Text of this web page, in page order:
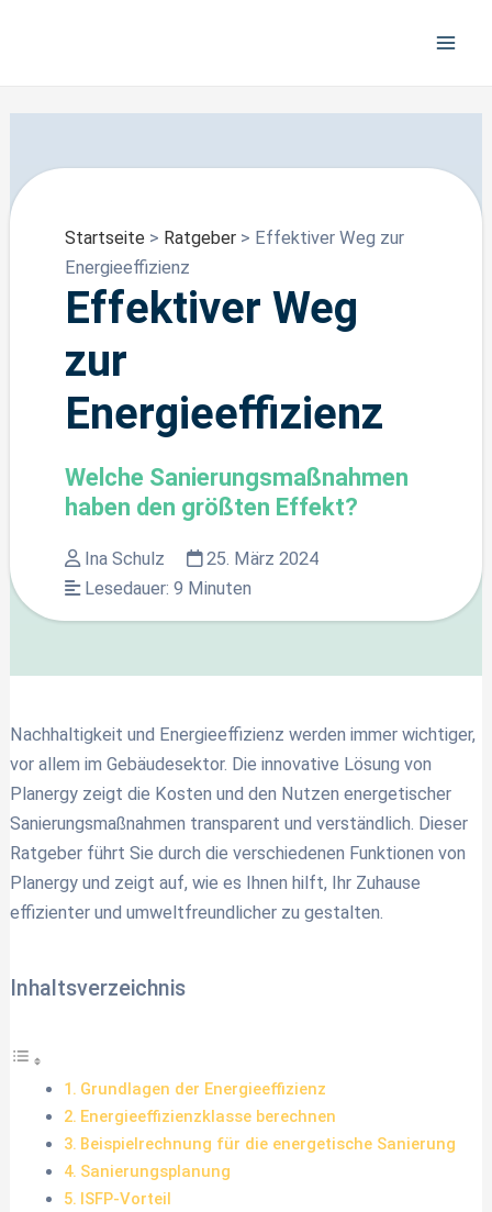
Startseite> Ratgeber> Effektiver Weg zur
Energieeffizienz
Effektiver Weg
zur
Energieeffizienz
Welche Sanierungsmaßnahmen
haben den größten Effekt?
Ina Schulz
25. März 2024
Lesedauer: 9 Minuten
Nachhaltigkeit und Energieeffizienz werden immer wichtiger,
vor allem im Gebäudesektor. Die innovative Lösung von
Planergy zeigt die Kosten und den Nutzen energetischer
Sanierungsmaßnahmen transparent und verständlich. Dieser
Ratgeber führt Sie durch die verschiedenen Funktionen von
Planergy und zeigt auf, wie es Ihnen hilft, Ihr Zuhause
effizienter und umweltfreundlicher zu gestalten.
Inhaltsverzeichnis
Grundlagen der Energieeffizienz
Energieeffizienz­klasse berechnen
Beispielrechnung für die energetische Sanierung
Sanierungsplanung
ISFP-Vorteil